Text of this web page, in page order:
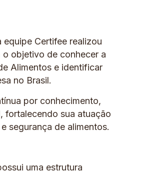
Certifee realizou
objetivo de conhecer a
Alimentos e identificar
no Brasil.
por conhecimento,
fortalecendo sua atuação
segurança de alimentos.
uma estrutura